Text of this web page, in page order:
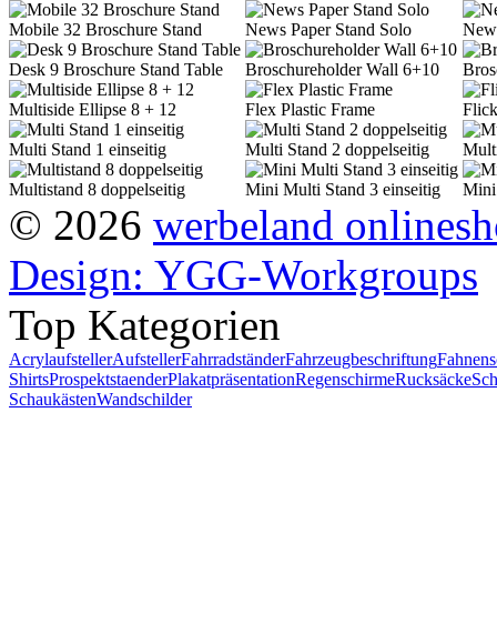
Mobile 32 Broschure Stand News Paper Stand Solo
Desk 9 Broschure Stand Table Broschureholder Wall 6+10
Multiside Ellipse 8 + 12 Flex Plastic Frame
Multi Stand 1 einseitig Multi Stand 2 doppelseitig
Multistand 8 doppelseitig Mini Multi Stand 3 einseitig Mini
© 2026 werbeland
Design: YGG-Workgroups
Top Kategorien
AcrylaufstellerAufstellerFahrradständerFahrzeugbeschriftung
ShirtsProspektstaenderPlakatpräsentationRegenschirmeRucksäcke
SchaukästenWandschilder